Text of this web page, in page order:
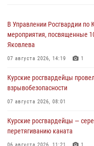
В Управлении Росгвардии по
мероприятия, посвященные
Яковлева
07 августа 2026, 14:19 1
Курские росгвардейцы
взрывобезопасности
07 августа 2026, 08:01
Курские росгвардейцы —
перетягиванию каната
06 августа 2026, 11:21 1